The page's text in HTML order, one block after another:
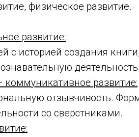
физическое развитие.
развитие:
с историей создания
деятельность.
коммуникативное развитие:
отзывчивость.
со сверстниками.